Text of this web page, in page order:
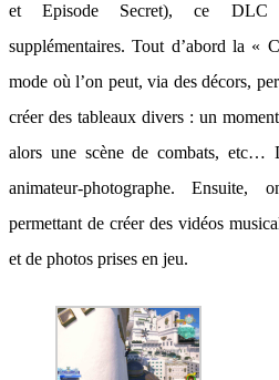
et Episode Secret), ce DLC
supplémentaires. Tout d’abord la «
mode où l’on peut, via des décors,
créer des tableaux divers : un
alors une scène de combats, etc…
animateur-photographe.
permettant de créer des vidéos
et de photos prises en jeu.